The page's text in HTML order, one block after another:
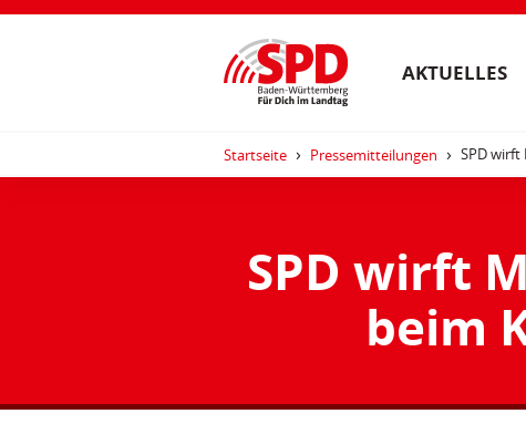
AKTUELLES
Startseite Pressemitteilungen SPD
SPD wirft
beim